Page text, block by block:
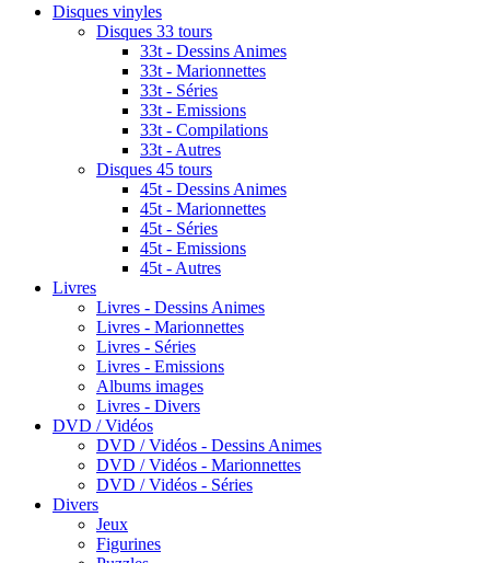
Disques vinyles
Disques 33 tours
33t - Dessins Animes
33t - Marionnettes
33t - Séries
33t - Emissions
33t - Compilations
33t - Autres
Disques 45 tours
45t - Dessins Animes
45t - Marionnettes
45t - Séries
45t - Emissions
45t - Autres
Livres
Livres - Dessins Animes
Livres - Marionnettes
Livres - Séries
Livres - Emissions
Albums images
Livres - Divers
DVD / Vidéos
DVD / Vidéos - Dessins Animes
DVD / Vidéos - Marionnettes
DVD / Vidéos - Séries
Divers
Jeux
Figurines